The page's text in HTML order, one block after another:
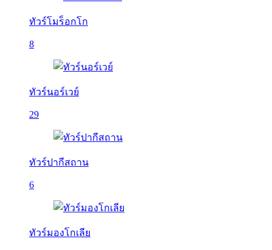
ทัวร์โมร็อกโก
8
ทัวร์นอร์เวย์
29
ทัวร์ปากีสถาน
6
ทัวร์มองโกเลีย